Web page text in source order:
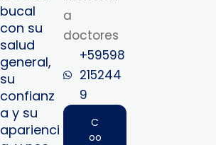
bucal
con su
salud
general,
su
confianz
a y su
aparienci
a
doctores
+59598
215244
9‬
C
oo